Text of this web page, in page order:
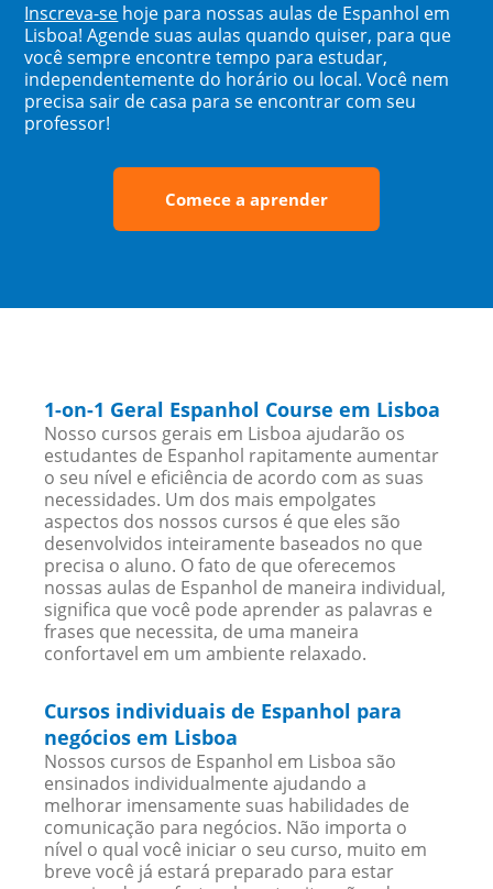
Inscreva-se hoje para nossas aulas de Espanhol em
Lisboa! Agende suas aulas quando quiser, para que
você sempre encontre tempo para estudar,
independentemente do horário ou local. Você nem
precisa sair de casa para se encontrar com seu
professor!
Comece a aprender
1-on-1 Geral Espanhol Course em Lisboa
Nosso cursos gerais em Lisboa ajudarão os
estudantes de Espanhol rapitamente aumentar
o seu nível e eficiência de acordo com as suas
necessidades. Um dos mais empolgates
aspectos dos nossos cursos é que eles são
desenvolvidos inteiramente baseados no que
precisa o aluno. O fato de que oferecemos
nossas aulas de Espanhol de maneira individual,
significa que você pode aprender as palavras e
frases que necessita, de uma maneira
confortavel em um ambiente relaxado.
Cursos individuais de Espanhol para
negócios em Lisboa
Nossos cursos de Espanhol em Lisboa são
ensinados individualmente ajudando a
melhorar imensamente suas habilidades de
comunicação para negócios. Não importa o
nível o qual você iniciar o seu curso, muito em
breve você já estará preparado para estar